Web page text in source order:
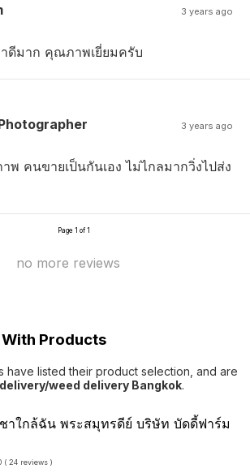
3 years ago
ดีมาก คุณภาพเยี่ยมครับ
3 years ago
คนขายเป็นกันเอง ไม่ไกลมากวิ่งไปส่ง
Page 1 of 1
no more reviews
Products
have listed their product selection, and are
weed delivery Bangkok.
าใกล้ฉัน พระสมุทรดีย์ บริษัท บัดดี้ฟาร์ม
( 24 reviews )